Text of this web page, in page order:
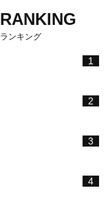
RANKING
ランキング
1
2
3
4